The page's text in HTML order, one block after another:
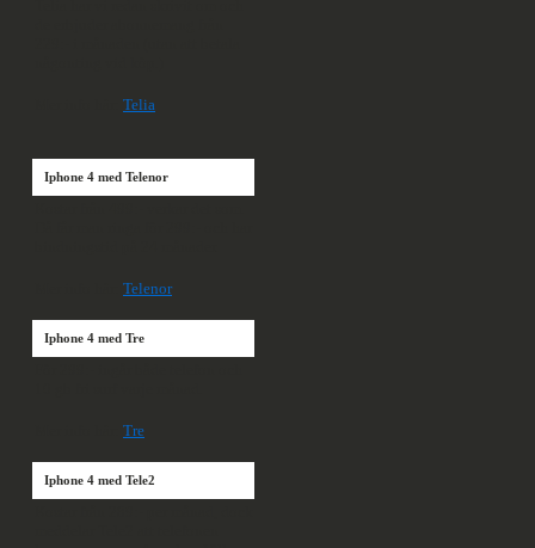
Telia
Iphone 4 med Telenor
Telenor
Iphone 4 med Tre
Tre
Iphone 4 med Tele2